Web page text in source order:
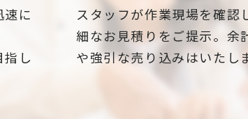
地域密着で伐採・剪定などの造園屋、
外構工事・エクステリア工事も一式ご
に
し
スタッフが作業現場を確認
細なお見積りをご提示。余
や強引な売り込みはいたし